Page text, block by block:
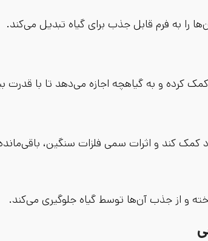
را به فرم قابل جذب برای گیاه تبدیل می‌کند.
کرده و به گیاهچه اجازه می‌دهد تا با قدرت
کمک کند و اثرات سمی فلزات سنگین،
و از جذب آن‌ها توسط گیاه جلوگیری می‌کند.